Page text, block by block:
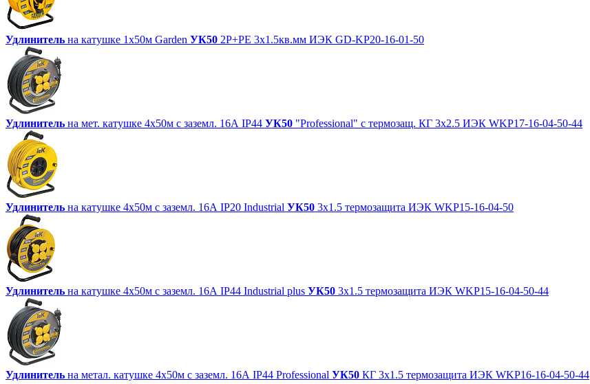
Удлинитель на катушке 1х50м Garden УК50 2P+PE 3х1.5кв.мм ИЭК GD-KP20-16-01-50
Удлинитель на мет. катушке 4х50м с заземл. 16А IP44 УК50 "Professional" с термозащ. КГ 3х2.5 ИЭК WKP17-16-04-50-44
Удлинитель на катушке 4х50м с заземл. 16А IP20 Industrial УК50 3х1.5 термозащита ИЭК WKP15-16-04-50
Удлинитель на катушке 4х50м с заземл. 16А IP44 Industrial plus УК50 3х1.5 термозащита ИЭК WKP15-16-04-50-44
Удлинитель на метал. катушке 4х50м с заземл. 16А IP44 Professional УК50 КГ 3х1.5 термозащита ИЭК WKP16-16-04-50-44